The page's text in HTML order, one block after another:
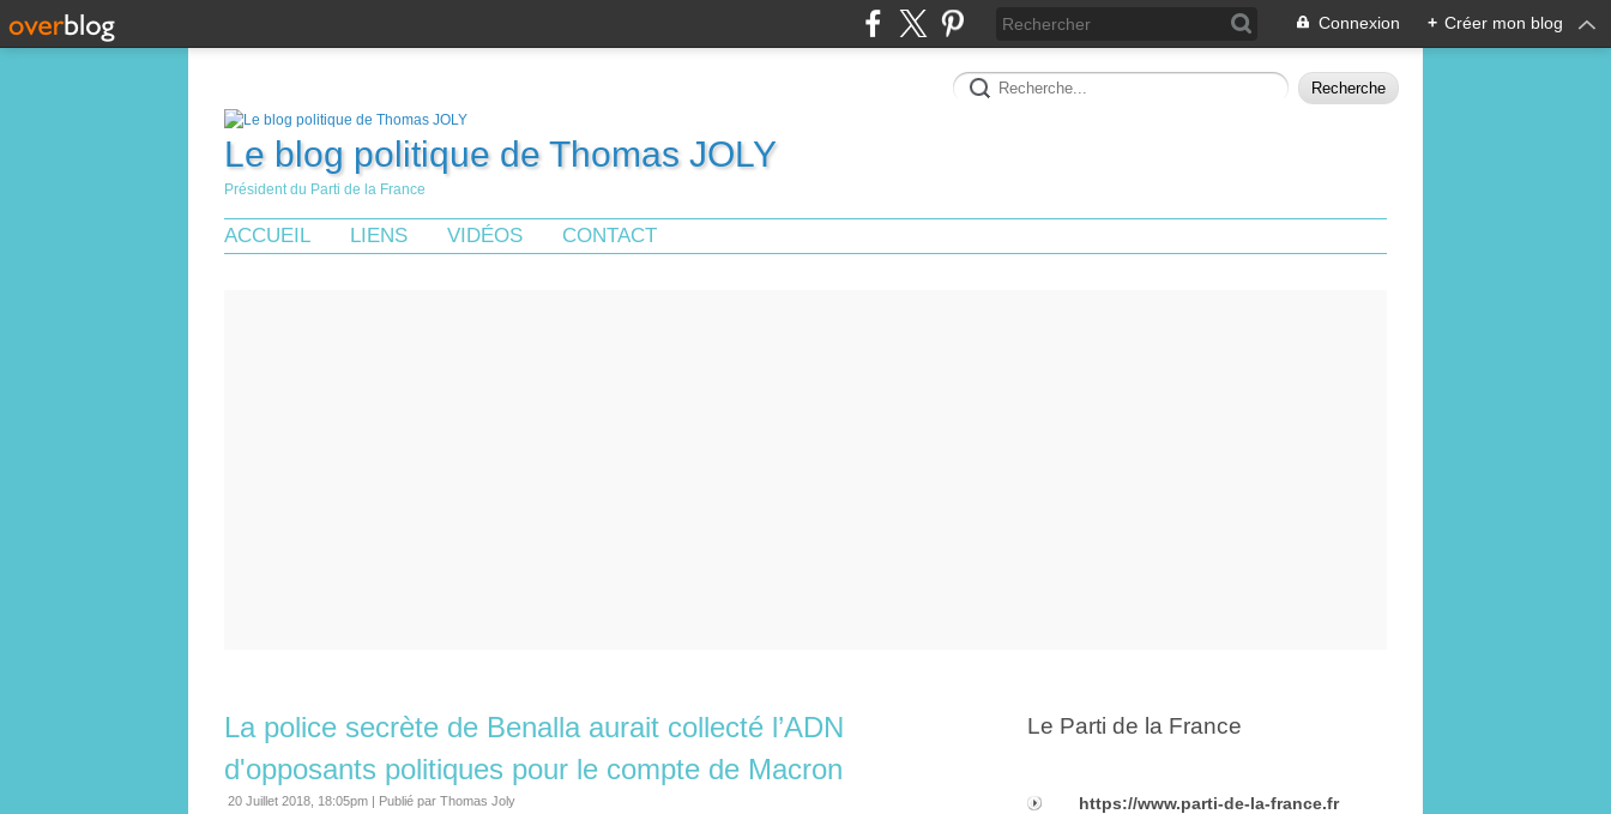
Connexion + Créer mon blog
Le blog politique de Thomas JOLY
Président du Parti de la France
ACCUEIL LIENS VIDÉOS CONTACT
La police secrète de Benalla aurait collecté l’ADN
d'opposants politiques pour le compte de Macron
20 Juillet 2018, 18:05pm | Publié par Thomas Joly
Le Parti de la France
https://www.parti-de-la-france.fr